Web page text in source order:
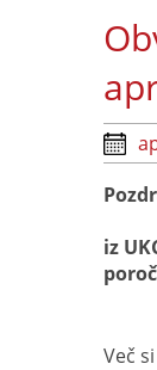
iz
Več